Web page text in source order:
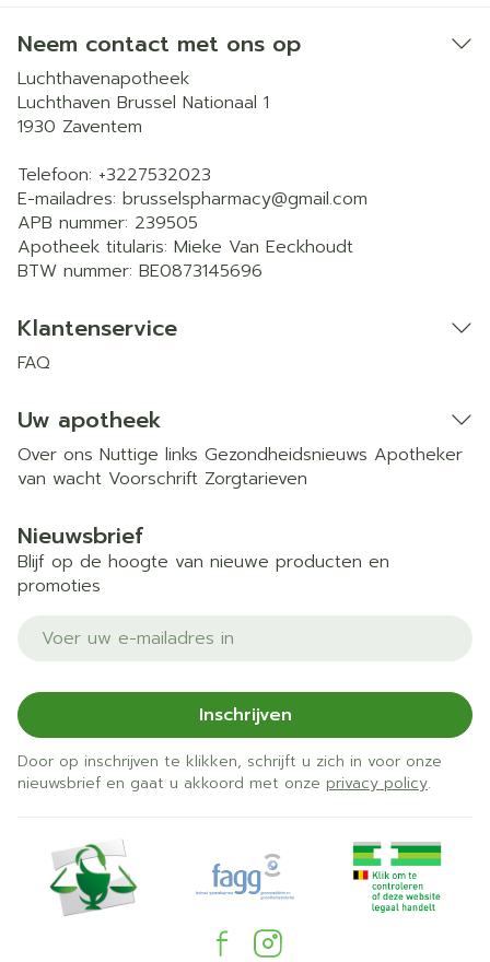
Neem contact met ons op
Luchthavenapotheek
Luchthaven Brussel Nationaal 1
1930 Zaventem
Telefoon: +3227532023
E-mailadres: brusselspharmacy@gmail.com
APB nummer: 239505
Apotheek titularis: Mieke Van Eeckhoudt
BTW nummer: BE0873145696
Klantenservice
FAQ
Uw apotheek
Over ons Nuttige links Gezondheidsnieuws Apotheker
van wacht Voorschrift Zorgtarieven
Nieuwsbrief
Blijf op de hoogte van nieuwe producten en
promoties
E-mail adres
Inschrijven
Door op inschrijven te klikken, schrijft u zich in voor onze
nieuwsbrief en gaat u akkoord met onze privacy policy.